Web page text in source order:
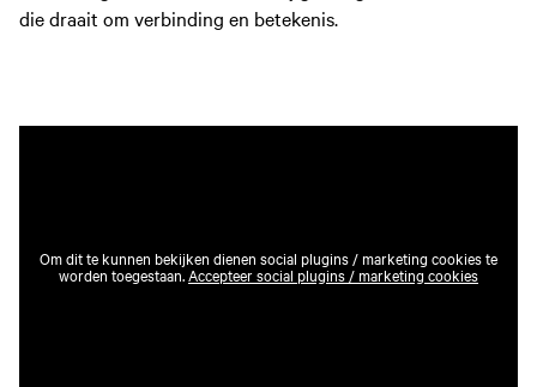
die draait om verbinding en betekenis.
Om dit te kunnen bekijken dienen social plugins / marketing cookies te
worden toegestaan.Accepteer social plugins / marketing cookies